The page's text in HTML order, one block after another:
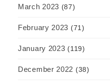
March 2023 (87)
February 2023 (71)
January 2023 (119)
December 2022 (38)